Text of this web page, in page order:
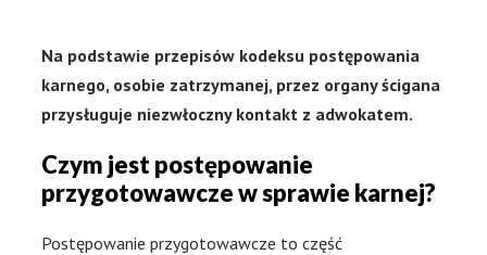
Na podstawie przepisów kodeksu postępowania
karnego, osobie zatrzymanej, przez organy ścigana
przysługuje niezwłoczny kontakt z adwokatem.
Czym jest postępowanie
przygotowawcze w sprawie karnej?
Postępowanie przygotowawcze to część